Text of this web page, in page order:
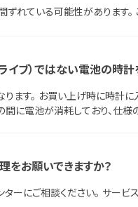
れている可能性があります
イブ）ではない電池の時
ます。 お買い上げ時に時計
に電池が消耗しており、仕様
をお願いできますか？
ーにご相談ください。 サービ